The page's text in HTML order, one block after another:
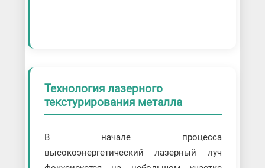
Технология лазерного
текстурирования металла
В начале процесса
высокоэнергетический лазерный луч